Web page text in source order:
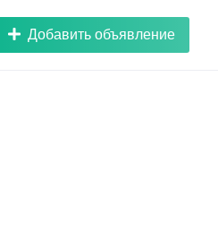
Добавить объявление